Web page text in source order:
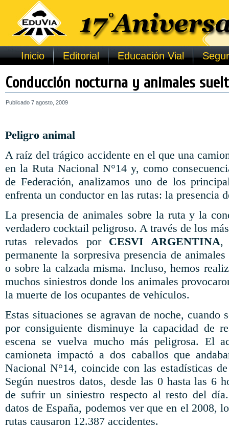
Inicio Editorial Educación Vial
Conducción nocturna y animales
Publicado 7 agosto, 2009
Peligro animal
A raíz del trágico accidente en el que una
en la Ruta Nacional N°14 y, como
de Federación, analizamos uno de los
enfrenta un conductor en las rutas: la presencia
La presencia de animales sobre la ruta y la
verdadero cocktail peligroso. A través de los
rutas relevados por CESVI ARGENTINA,
permanente la sorpresiva presencia de
o sobre la calzada misma. Incluso, hemos
muchos siniestros donde los animales
la muerte de los ocupantes de vehículos.
Estas situaciones se agravan de noche,
por consiguiente disminuye la capacidad de
escena se vuelva mucho más peligrosa. El
camioneta impactó a dos caballos que
Nacional N°14, coincide con las estadísticas
Según nuestros datos, desde las 0 hasta las 6
de sufrir un siniestro respecto al resto del
datos de España, podemos ver que en el 2008,
rutas causaron 12.387 accidentes.